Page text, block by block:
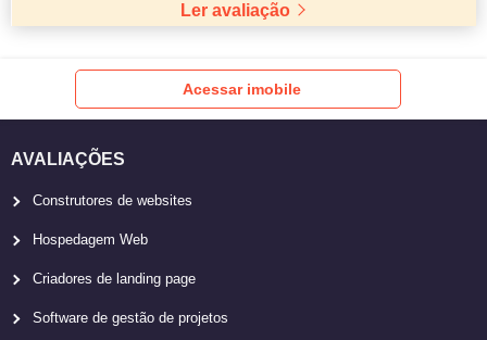
Ler avaliação
Acessar imobile
AVALIAÇÕES
Construtores de websites
Hospedagem Web
Criadores de landing page
Software de gestão de projetos